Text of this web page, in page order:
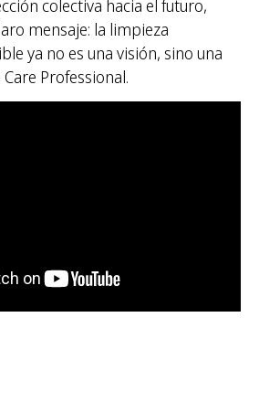
colectiva hacia el futuro,
mensaje: la limpieza
ya no es una visión, sino una
Professional.